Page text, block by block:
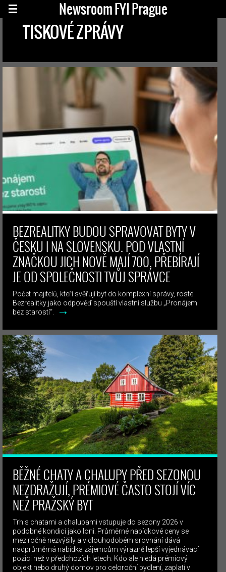
Newsroom FYI Prague
TISKOVÉ ZPRÁVY
BEZREALITKY BUDOU SPRAVOVAT BYTY V
ČESKU I NA SLOVENSKU. POD VLASTNÍ
ZNAČKOU JICH NOVĚ MAJÍ 700, PŘEBÍRAJÍ
JE OD SPOLEČNOSTI TVŮJ SPRÁVCE
Počet majitelů, kteří svěřují byt do komplexní správy, roste.
Bezrealitky jako odpověď spouští vlastní službu „Pronájem
bez starostí“.
→
BĚŽNÉ CHATY A CHALUPY PŘED SEZONOU
NEZDRAŽUJÍ, PRÉMIOVÉ ČASTO STOJÍ VÍC
NEŽ PRAŽSKÝ BYT
Trh s chatami a chalupami vstupuje do sezony 2026 v
podobné kondici jako loni. Průměrné nabídkové ceny se
meziročně nezvýšily a v dlouhodobém srovnání dává
nadprůměrná nabídka zájemcům výrazně lepší vyjednávací
pozici než v předchozích letech. Kdo ale hledá prémiový
objekt nebo druhý domov pro celoroční bydlení, zaplatí v